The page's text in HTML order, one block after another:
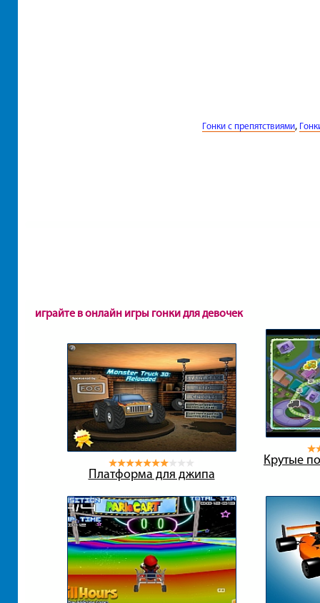
Гонки с препятствиями,
играйте в онлайн игры гонки для девочек
Платформа для джипа
Крутые